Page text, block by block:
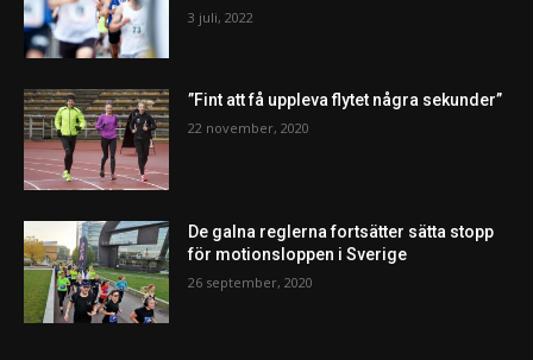
3 juli, 2022
”Fint att få uppleva flytet några sekunder”
22 november, 2020
De galna reglerna fortsätter sätta stopp
för motionsloppen i Sverige
26 september, 2020